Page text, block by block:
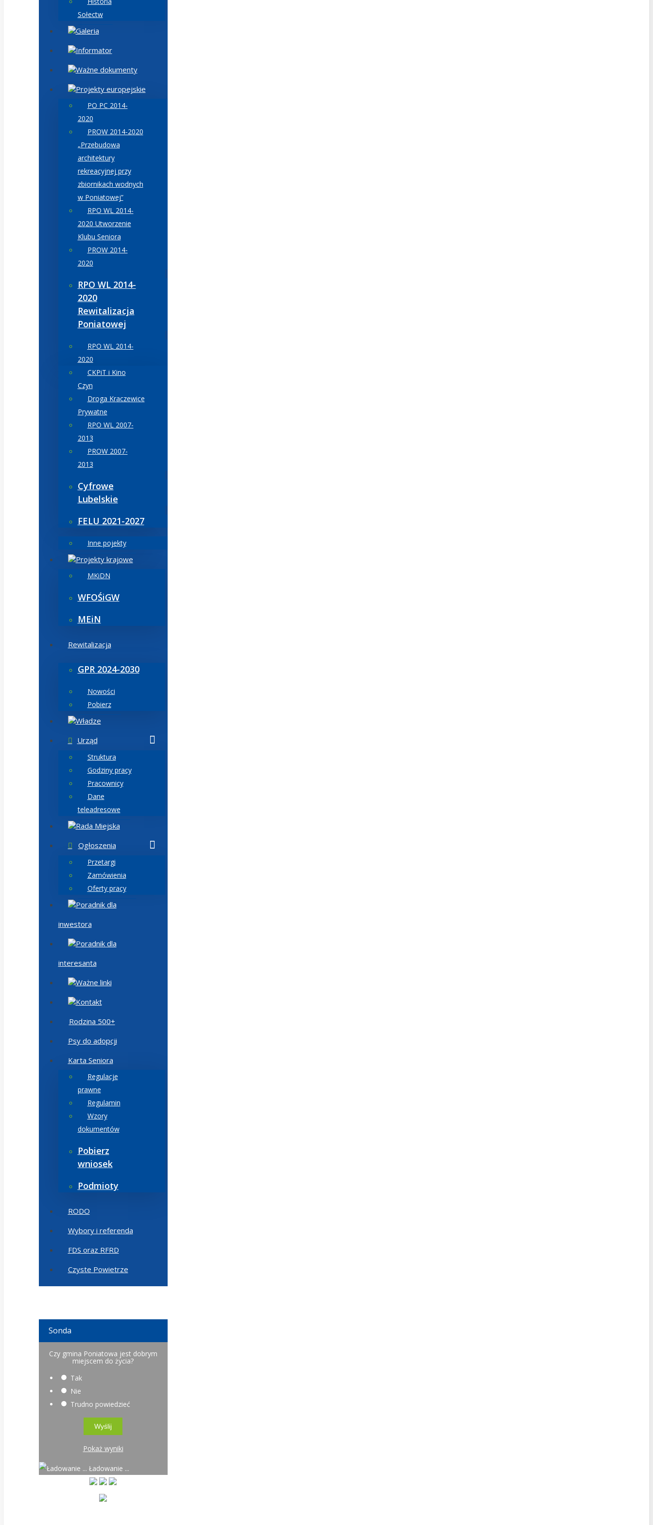
Sołectw
Galeria
Informator
Ważne dokumenty
Projekty europejskie
PO PC 2014-
2020
PROW 2014-2020
„Przebudowa
architektury
rekreacyjnej przy
zbiornikach wodnych
w Poniatowej”
RPO WL 2014-
2020 Utworzenie
Klubu Seniora
PROW 2014-
2020
RPO WL 2014-
2020
Rewitalizacja
Poniatowej
RPO WL 2014-
2020
CKPiT i Kino
Czyn
Droga Kraczewice
Prywatne
RPO WL 2007-
2013
PROW 2007-
2013
Cyfrowe
Lubelskie
FELU 2021-2027
Inne pojekty
Projekty krajowe
MKiDN
WFOŚiGW
MEiN
Rewitalizacja
GPR 2024-2030
Nowości
Pobierz
Władze
Urząd
Struktura
Godziny pracy
Pracownicy
Dane
teleadresowe
Rada Miejska
Ogłoszenia
Przetargi
Zamówienia
Oferty pracy
Poradnik dla
inwestora
Poradnik dla
interesanta
Ważne linki
Kontakt
Rodzina 500+
Psy do adopcji
Karta Seniora
Regulacje
prawne
Regulamin
Wzory
dokumentów
Pobierz
wniosek
Podmioty
RODO
Wybory i referenda
FDS oraz RFRD
Czyste Powietrze
Sonda
Czy gmina Poniatowa jest dobrym
miejscem do życia?
Tak
Nie
Trudno powiedzieć
Pokaż wyniki
Ładowanie ...